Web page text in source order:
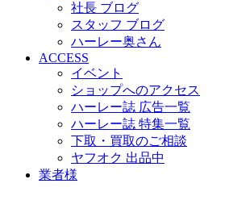
社長 ブログ
スタッフ ブログ
ハーレー奥さん
ACCESS
イベント
ショップへのアクセス
ハーレー誌 広告一覧
ハーレー誌 特集一覧
下取・買取のご相談
ヤフオク 出品中
業者様